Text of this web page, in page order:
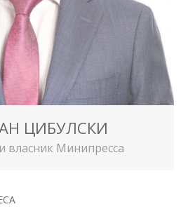
ЦИБУЛСКИ
власник Минипресса